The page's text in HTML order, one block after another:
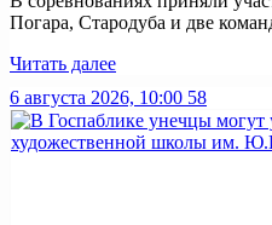
Погара, Стародуба и две
Читать далее
6 августа 2026, 10:00 58